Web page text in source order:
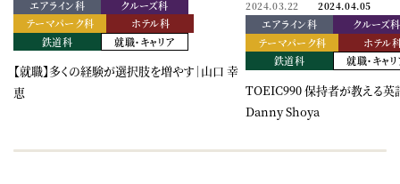
エアライン科
クルーズ科
テーマパーク科
ホテル科
鉄道科
就職・キャリア
【就職】多くの経験が選択肢を増やす｜山口 幸
恵
2024.03.22 2024.04.05
エアライン科
クルーズ科
テーマパーク科
ホテル
鉄道科
就職・キャ
TOEIC990 保持者が教える英
Danny Shoya